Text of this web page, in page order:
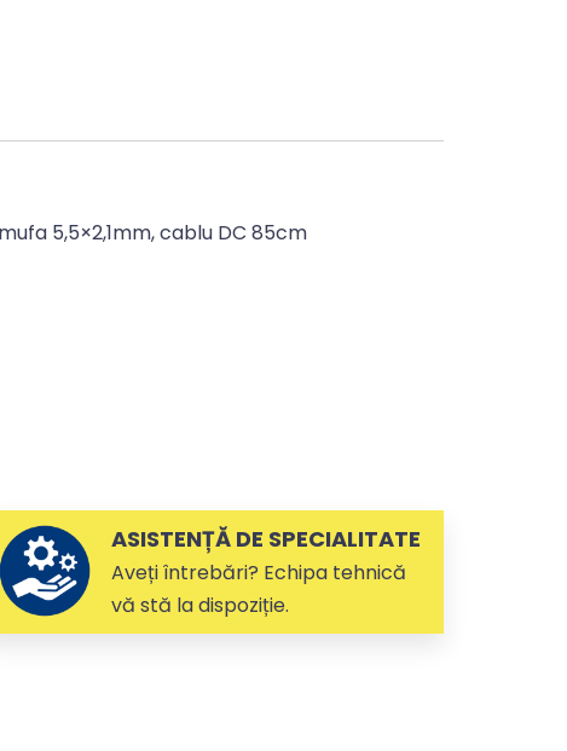
5,5×2,1mm, cablu DC 85cm
ASISTENȚĂ DE SPECIALITATE
Aveți întrebări? Echipa tehnică
vă stă la dispoziție.